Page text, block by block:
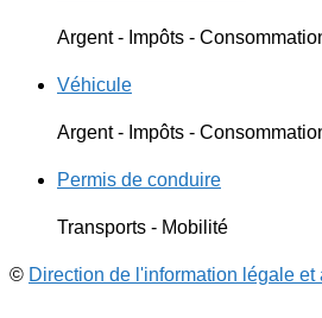
Argent - Impôts -
Véhicule
Argent - Impôts -
Permis de conduire
Transports - Mobilité
© Direction de l'information légale et